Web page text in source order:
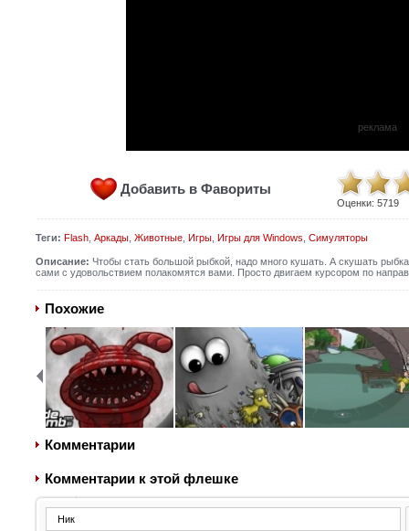
реклама
Добавить в Фавориты
Оценки: 5719
Теги: Flash, Аркады, Животные, Игры, Игры для Windows Симуляторы
Описание: Чтобы стать большой рыбкой, надо много кушать. А скушать
сами с удовольствием полакомятся вами. Просто двигаем курсором по
Похожие
Комментарии
Комментарии к этой флешке